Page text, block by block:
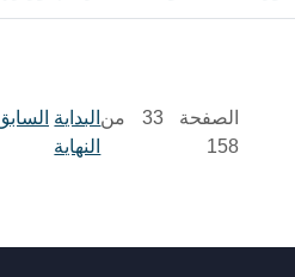
الصفحة 33 من
158
البداية
النهاية